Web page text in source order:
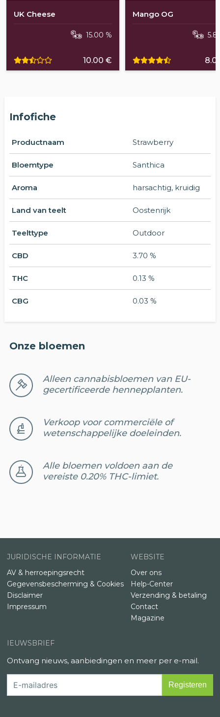
UK Cheese
15.00 %
10.00 €
Mango OG
Infofiche
Productnaam Strawberry
Bloemtype Santhica
Aroma harsachtig, kruidig
Land van teelt Oostenrijk
Teelttype Outdoor
CBD 3.70 %
THC 0.13 %
CBG 0.03 %
Onze bloemen
Alleen cannabisbloemen van EU-
gecertificeerde hennepplanten.
Verkoop voor commerciële of
wetenschappelijke doeleinden.
Alle bloemen voldoen aan de
vereiste 0.20% THC-limiet.
JURIDISCHE INFORMATIE
AV & herroepingsrecht
Gegevensbescherming & Cookies
Disclaimer
Impressum
WEBSITE
Over ons
Help-Center
Verzending & betaling
Contact
Magazine
IEUWSBRIEF
Ontvang nieuws, aanbiedingen en meer per e-mail.